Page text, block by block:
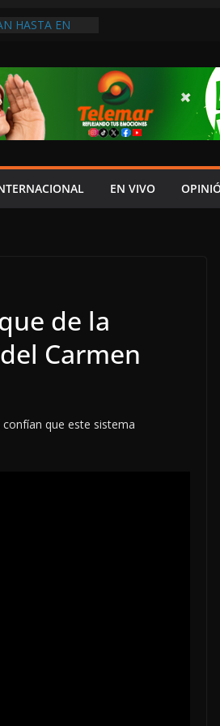
HASTA EN
DE ARTÍCULOS
CARRILLO
LA ECONOMÍA
NO HAY
EN VIVO
de la
Carmen
que este sistema